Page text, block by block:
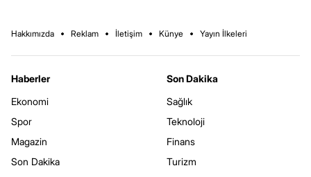
Hakkımızda Reklam İletişim Künye Yayın İlkeleri
Haberler
Ekonomi
Spor
Magazin
Son Dakika
Son Dakika
Sağlık
Teknoloji
Finans
Turizm